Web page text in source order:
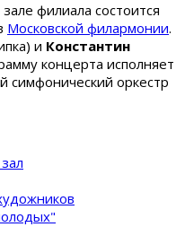
филиала состоится
Московской филармонии.
и Константин
концерта исполняет
симфонический оркестр